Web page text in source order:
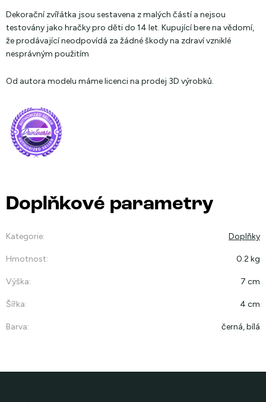
Dekorační zvířátka jsou sestavena z malých částí a nejsou
testovány jako hračky pro děti do 14 let. Kupující bere na vědomí,
že prodávající neodpovídá za žádné škody na zdraví vzniklé
nesprávným použitím
Od autora modelu máme licenci na prodej 3D výrobků.
Doplňkové parametry
Kategorie: Doplňky
Hmotnost: 0.2 kg
Výška: 7 cm
Šířka: 4 cm
Barva: černá, bílá